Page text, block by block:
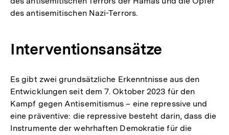
des antisemitischen Nazi-Terrors.
Interventionsansätze
Es gibt zwei grundsätzliche Erkenntnisse aus den
Entwicklungen seit dem 7. Oktober 2023 für den
Kampf gegen Antisemitismus – eine repressive und
eine präventive: die repressive besteht darin, dass die
Instrumente der wehrhaften Demokratie für die